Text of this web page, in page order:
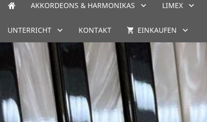
AKKORDEONS & HARMONIKAS LIMEX
UNTERRICHT KONTAKT EINKAUFEN